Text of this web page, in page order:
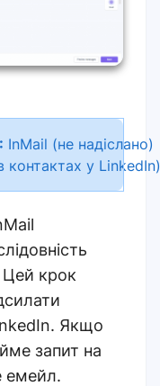
InMail (не
у
Цей крок
Якщо
запит на
емейл.